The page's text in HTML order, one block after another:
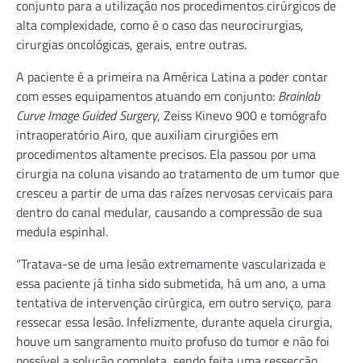
conjunto para a utilização nos procedimentos cirúrgicos de
alta complexidade, como é o caso das neurocirurgias,
cirurgias oncológicas, gerais, entre outras.
A paciente é a primeira na América Latina a poder contar
com esses equipamentos atuando em conjunto: Brainlab
Curve Image Guided Surgery, Zeiss Kinevo 900 e tomógrafo
intraoperatório Airo, que auxiliam cirurgiões em
procedimentos altamente precisos. Ela passou por uma
cirurgia na coluna visando ao tratamento de um tumor que
cresceu a partir de uma das raízes nervosas cervicais para
dentro do canal medular, causando a compressão de sua
medula espinhal.
“Tratava-se de uma lesão extremamente vascularizada e
essa paciente já tinha sido submetida, há um ano, a uma
tentativa de intervenção cirúrgica, em outro serviço, para
ressecar essa lesão. Infelizmente, durante aquela cirurgia,
houve um sangramento muito profuso do tumor e não foi